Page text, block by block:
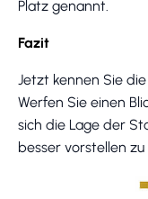
Platz genannt.
Fazit
Jetzt kennen Sie
Werfen Sie einen
sich die Lage der
besser vorstellen zu